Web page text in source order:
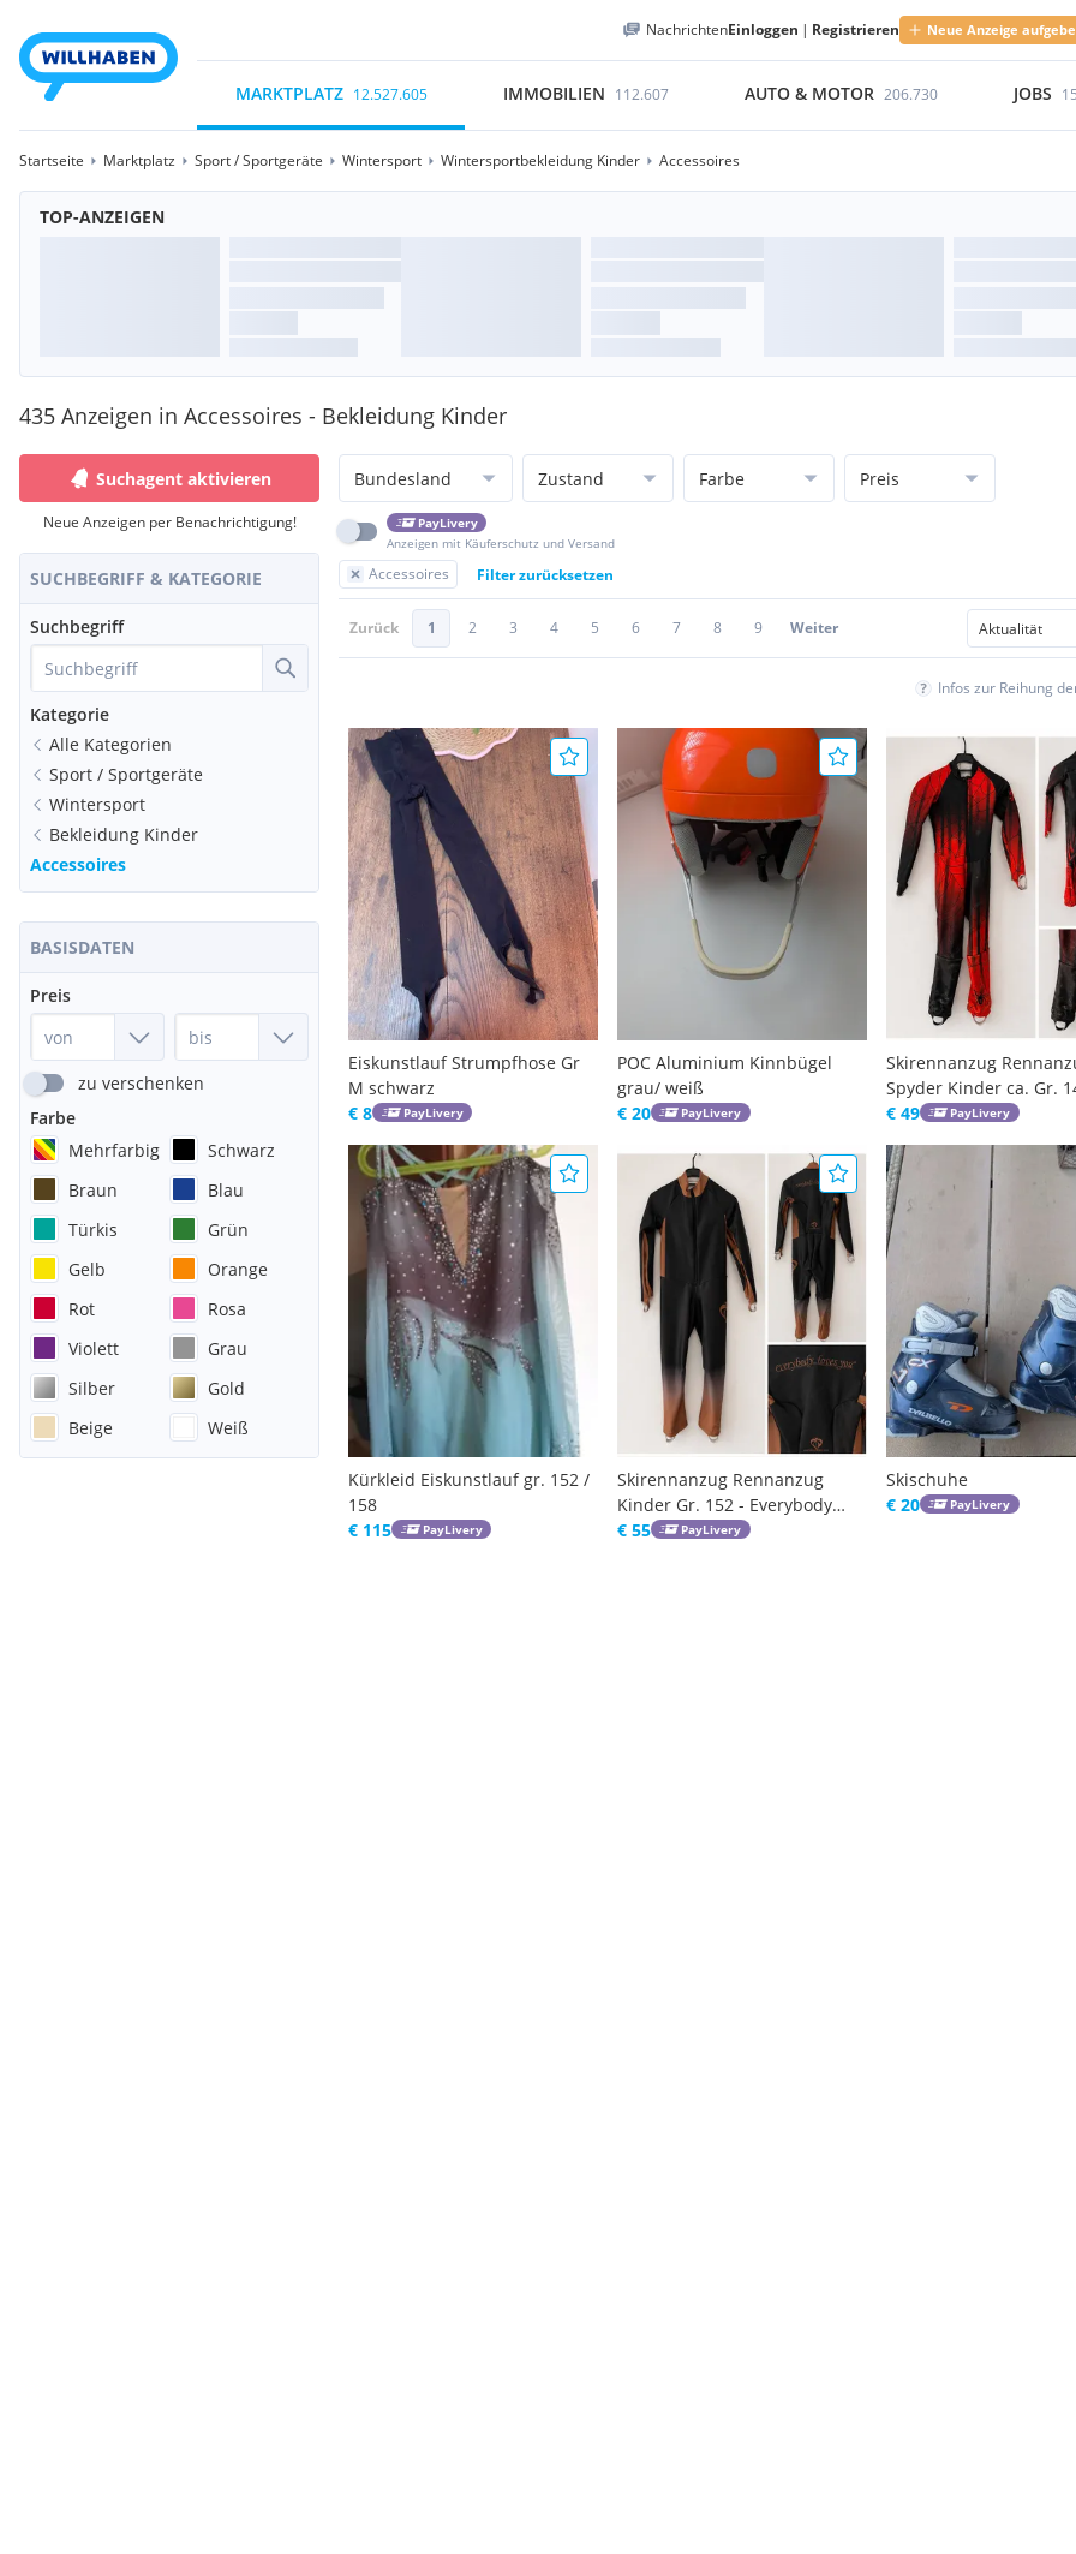
NachrichtenEinloggen | Registrieren Neue Anzeige
MARKTPLATZ 12.527.605 IMMOBILIEN 112.607 AUTO & MOTOR 206.730 JOBS
Startseite Marktplatz Sport / Sportgeräte Wintersport Wintersportbekleidung Kinder Accessoires
TOP-ANZEIGEN
435 Anzeigen in Accessoires - Bekleidung Kinder
Suchagent aktivieren
Neue Anzeigen per Benachrichtigung!
SUCHBEGRIFF & KATEGORIE
Suchbegriff
Kategorie
Alle Kategorien
Sport / Sportgeräte
Wintersport
Bekleidung Kinder
Accessoires
BASISDATEN
Preis
zu verschenken
Farbe
Mehrfarbig
Schwarz
Braun
Blau
Türkis
Grün
Gelb
Orange
Rot
Rosa
Violett
Grau
Silber
Gold
Beige
Weiß
Bundesland Zustand Farbe Preis
PayLivery
Anzeigen mit Käuferschutz und Versand
Accessoires Filter zurücksetzen
Zurück 1 2 3 4 5 6 7 8 9 Weiter
Infos zur Reihung
Eiskunstlauf Strumpfhose Gr
M schwarz
€ 8
PayLivery
POC Aluminium Kinnbügel
grau/ weiß
€ 20
PayLivery
Skirennanzug
Spyder Kinder ca. Gr.
gepolstert
€ 49 PayLivery
Kürkleid Eiskunstlauf gr. 152 /
158
€ 115
PayLivery
Skirennanzug Rennanzug
Kinder Gr. 152 - Everybody
Loves You - sehr guter Zustand
€ 55 PayLivery
Skischuhe
€ 20
PayLivery